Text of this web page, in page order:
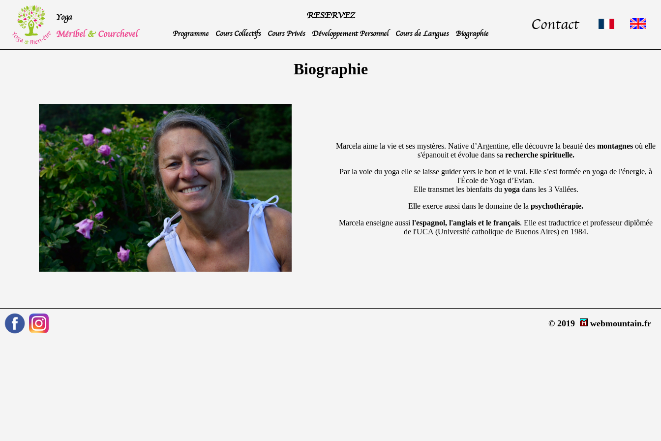
Yoga
Méribel&Courchevel
RESERVEZ
Programme Cours Collectifs Cours Privés Développement Personnel Cours de Langues Biographie Contact
Biographie
Marcela aime la vie et ses mystères. Native d’Argentine, elle découvre la beauté des montagnes où elle
s'épanouit et évolue dans sa recherche spirituelle.
Par la voie du yoga elle se laisse guider vers le bon et le vrai. Elle s’est formée en yoga de l'énergie, à
l'École de Yoga d’Evian.
Elle transmet les bienfaits du yoga dans les 3 Vallées.
Elle exerce aussi dans le domaine de la psychothérapie.
Marcela enseigne aussi l'espagnol, l'anglais et le français. Elle est traductrice et professeur diplômée
de l'UCA (Université catholique de Buenos Aires) en 1984.
© 2019 webmountain.fr